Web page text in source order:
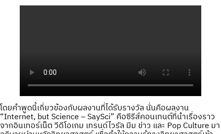
โดยคำพูดนี้เกี่ยวข้องกับผลงานที่ได้รับรางวัล นั่นคือผลงาน
“Internet, but Science – SaySci” คือซีรีส์คอนเทนต์ที่นำเรื่องราว
จากอินเทอร์เน็ต วีดีโอเกม เทรนด์ไวรัล มีม ข่าว และ Pop Culture มา